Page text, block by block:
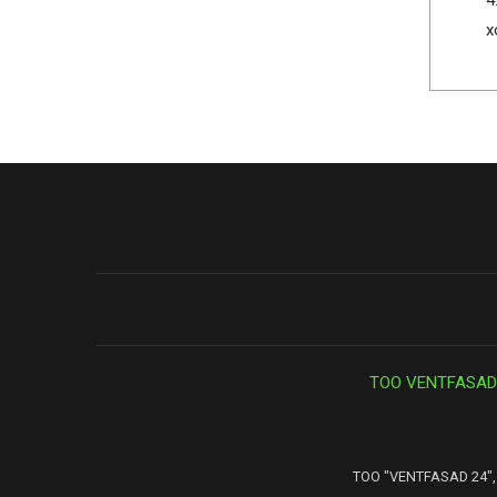
ТОО
ТОО "VENTFASAD